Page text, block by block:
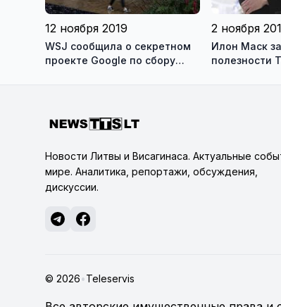
12 ноября 2019
WSJ сообщила о секретном
проекте Google по сбору
2 ноября
Илон Маск
полезности
Новости Литвы и Висагинаса. Актуальные
мире. Аналитика, репортажи, обсуждения,
дискуссии.
© 2026•Teleservis